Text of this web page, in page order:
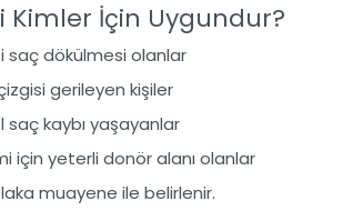
Kimler İçin Uygundur?
saç dökülmesi olanlar
gerileyen kişiler
saç kaybı yaşayanlar
için yeterli donör alanı olanlar
muayene ile belirlenir.